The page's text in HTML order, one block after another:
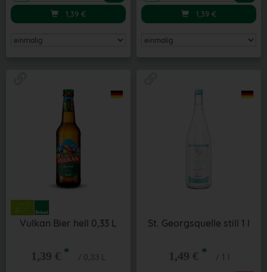
1,39 € 1,39 €
Vulkan Bier hell 0,33 L
1,39 € * / 0,33 L
St. Georgsquelle still 1 l
1,49 € * / 1 l